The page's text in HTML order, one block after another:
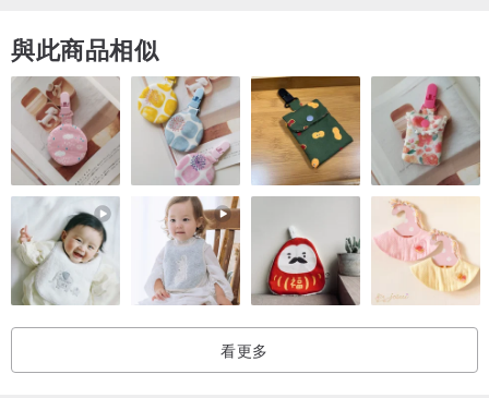
與此商品相似
看更多